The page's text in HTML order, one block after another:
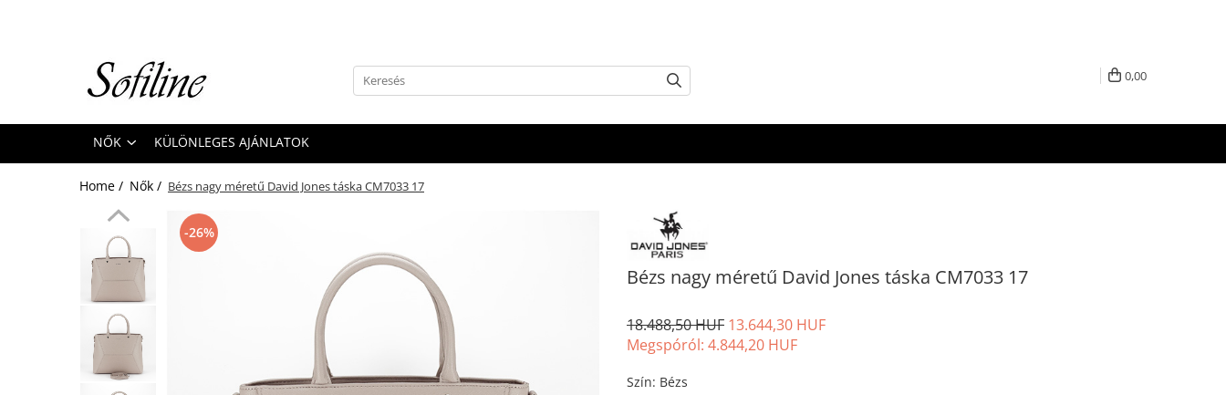
Táskák és retikülök
0,00
NŐK KÜLÖNLEGES AJÁNLATOK
Home / Nők / Bézs nagy méretű David Jones táska CM7033 17
Bézs nagy méretű David Jones táska CM7033 17
-26%
18.488,50 HUF 13.644,30 HUF
Megspóról: 4.844,20 HUF
Szín: Bézs